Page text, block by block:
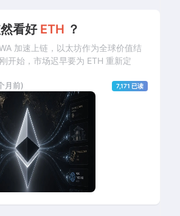
看好 ETH ？
加速上链，以太坊作为全球价值结
开始，市场迟早要为 ETH 重新定
月前) 7,171 已读